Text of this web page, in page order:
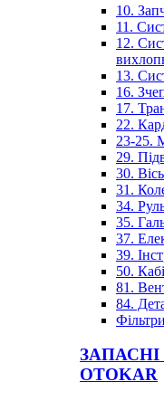
10.
11.
12.
13.
16.
17.
22.
23-25.
29.
30.
31.
34.
35.
37.
39.
50.
81.
84.
Фільтри
OTOKAR